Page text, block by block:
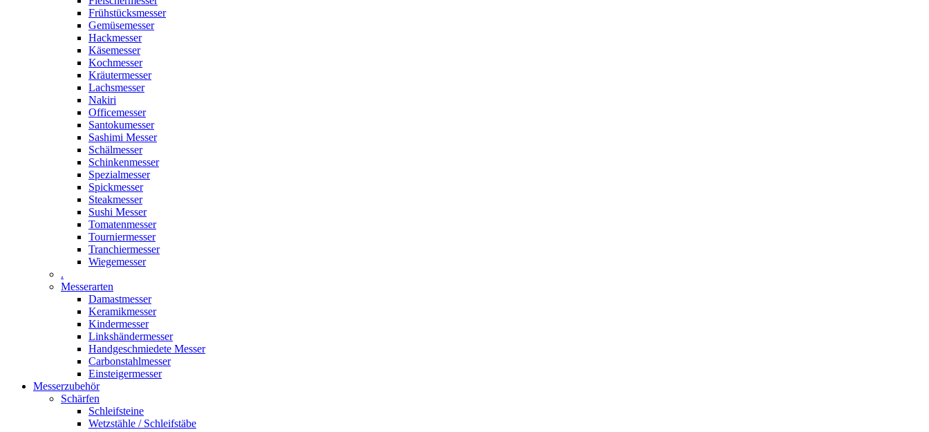
Frühstücksmesser
Gemüsemesser
Hackmesser
Käsemesser
Kochmesser
Kräutermesser
Lachsmesser
Nakiri
Officemesser
Santokumesser
Sashimi Messer
Schälmesser
Schinkenmesser
Spezialmesser
Spickmesser
Steakmesser
Sushi Messer
Tomatenmesser
Tourniermesser
Tranchiermesser
Wiegemesser
.
Messerarten
Damastmesser
Keramikmesser
Kindermesser
Linkshändermesser
Handgeschmiedete Messer
Carbonstahlmesser
Einsteigermesser
Messerzubehör
Schärfen
Schleifsteine
Wetzstähle / Schleifstäbe